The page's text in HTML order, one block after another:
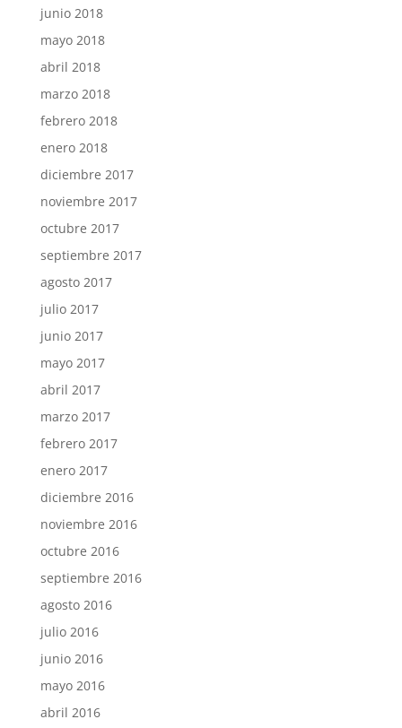
junio 2018
mayo 2018
abril 2018
marzo 2018
febrero 2018
enero 2018
diciembre 2017
noviembre 2017
octubre 2017
septiembre 2017
agosto 2017
julio 2017
junio 2017
mayo 2017
abril 2017
marzo 2017
febrero 2017
enero 2017
diciembre 2016
noviembre 2016
octubre 2016
septiembre 2016
agosto 2016
julio 2016
junio 2016
mayo 2016
abril 2016